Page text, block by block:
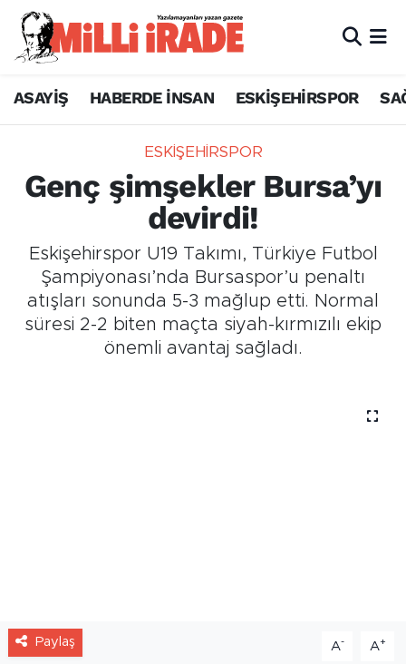
ASAYİŞ HABERDE İNSAN ESKİŞEHİRSPOR
ESKİŞEHİRSPOR
Genç şimşekler Bursa’yı
devirdi!
Eskişehirspor U19 Takımı, Türkiye Futbol
Şampiyonası’nda Bursaspor’u penaltı
atışları sonunda 5-3 mağlup etti. Normal
süresi 2-2 biten maçta siyah-kırmızılı ekip
önemli avantaj sağladı.
Paylaş